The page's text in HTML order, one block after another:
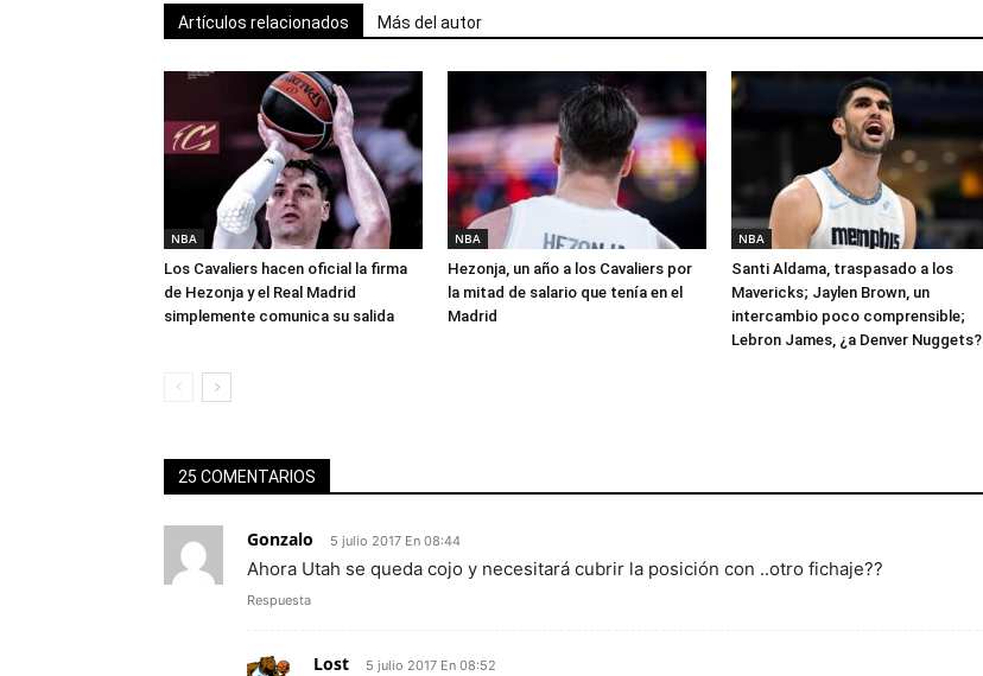
Artículos relacionados Más del autor
NBA
Los Cavaliers hacen oficial la firma
de Hezonja y el Real Madrid
simplemente comunica su salida
NBA
Hezonja, un año a los Cavaliers por
la mitad de salario que tenía en el
Madrid
NBA
Santi Aldama, traspasado a los
Mavericks; Jaylen Brown, un
intercambio poco comprensible;
Lebron James, ¿a Denver Nuggets?
25 COMENTARIOS
Gonzalo 5 julio 2017 En 08:44
Ahora Utah se queda cojo y necesitará cubrir la posición con ..otro fichaje??
Respuesta
Lost 5 julio 2017 En 08:52